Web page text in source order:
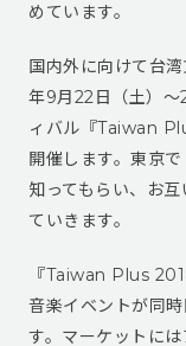
めています。
国内外に向けて台
年9月22日（土）〜
ィバル『Taiwan
開催します。東京
知ってもらい、お
ていきます。
『Taiwan Plus
音楽イベントが同
す。マーケットに